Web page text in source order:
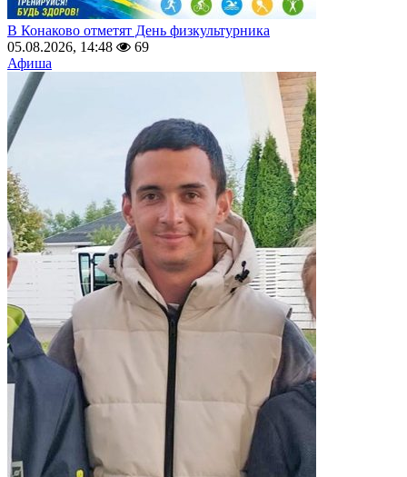
В Конаково отметят День физкультурника
05.08.2026, 14:48
69
Афиша